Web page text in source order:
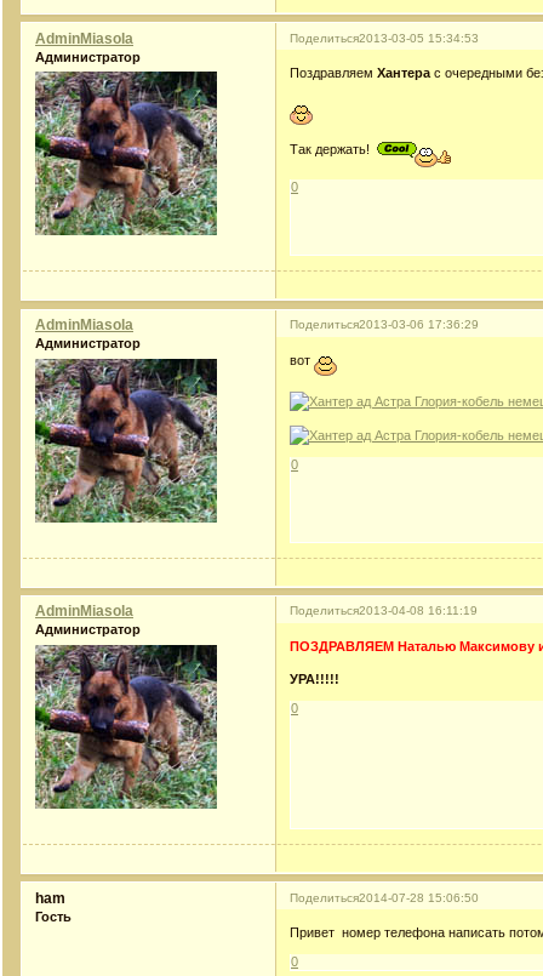
Поделиться2013-03-05 15:34:53
AdminMiasola
Администратор
ПоздравляемХантера с очередными
Так держать!
0
Поделиться2013-03-06 17:36:29
AdminMiasola
Администратор
вот
0
Поделиться2013-04-08 16:11:19
AdminMiasola
Администратор
ПОЗДРАВЛЯЕМ Наталью Максимову
УРА!!!!!
0
Поделиться2014-07-28 15:06:50
ham
Гость
Привет номер телефона написать
0